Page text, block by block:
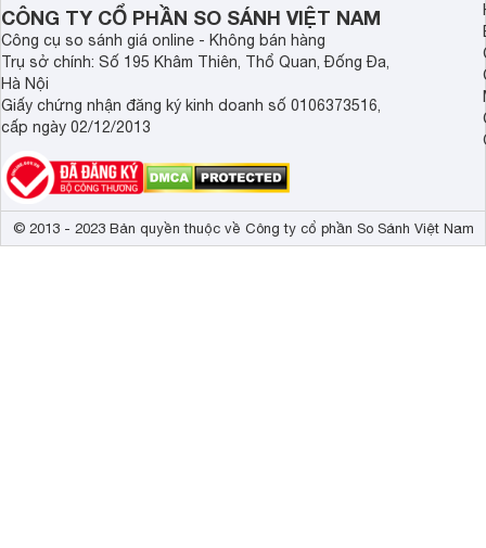
CÔNG TY CỔ PHẦN SO SÁNH VIỆT NAM
Công cụ so sánh giá online - Không bán hàng
Trụ sở chính: Số 195 Khâm Thiên, Thổ Quan, Đống Đa,
Hà Nội
Giấy chứng nhận đăng ký kinh doanh số 0106373516,
cấp ngày 02/12/2013
© 2013 - 2023 Bản quyền thuộc về Công ty cổ phần So Sánh Việt Nam